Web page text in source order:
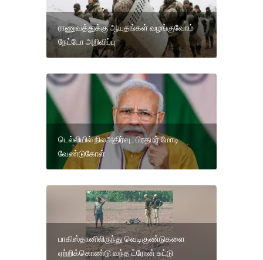
ராணுவத்துக்கு ஆயுதங்கள் வழங்குவோம்
நேட்டோ அறிவிப்பு
டெல்லியில் நிலஅதிர்வு.. பிரதமர் மோடி
வேண்டுகோள்
பாகிஸ்தானிலிருந்து வெடிகுண்டுகளை
ஏற்றிக்கொண்டு வந்த ட்ரோன் சுட்டு